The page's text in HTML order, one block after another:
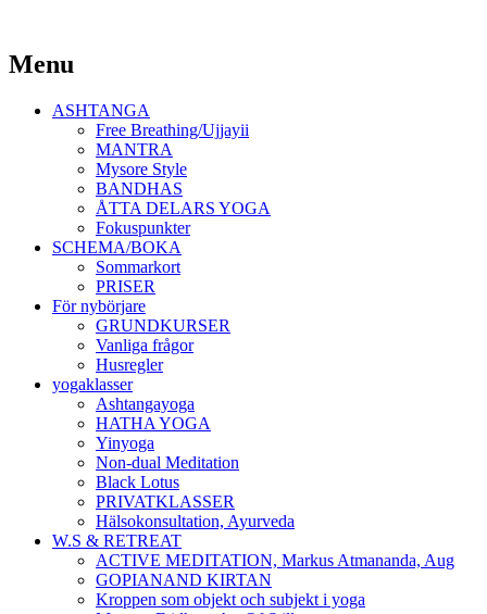
Ashtanga Yoga Shala Malmö
Yoga Malmö
Menu
Skip
ASHTANGA
Free Breathing/Ujjayii
MANTRA
Mysore Style
BANDHAS
ÅTTA DELARS YOGA
Fokuspunkter
SCHEMA/BOKA
Sommarkort
PRISER
För nybörjare
GRUNDKURSER
Vanliga frågor
Husregler
yogaklasser
Ashtangayoga
HATHA YOGA
Yinyoga
Non-dual Meditation
Black Lotus
PRIVATKLASSER
Hälsokonsultation, Ayurveda
W.S & RETREAT
ACTIVE MEDITATION, Markus Atmananda, Aug
GOPIANAND KIRTAN
Kroppen som objekt och subjekt i yoga